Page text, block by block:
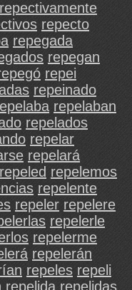
repectivamente
repecto
repegada
repegan
repei
repeinado
repelaban
repelados
repelar
repelará
repeled repelemos
repelente
repeler repelere
repelerle
repelerme
repelerán
repeles repeli
repelida repelidas